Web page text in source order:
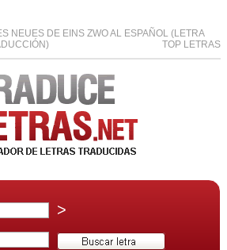
NEUES DE EINS ZWO AL ESPAÑOL (LETRA
TOP LETRAS
>